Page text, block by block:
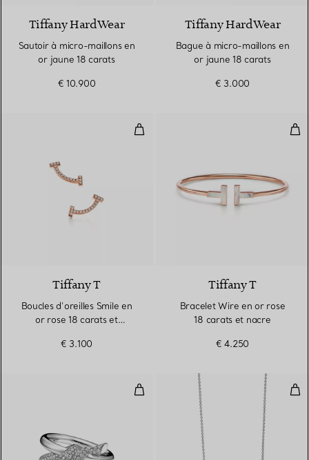
Tiffany HardWear
Sautoir à micro-maillons en
or jaune 18 carats
€ 10.900
Tiffany HardWear
Bague à micro-maillons en
or jaune 18 carats
€ 3.000
Boucles d’oreilles Smile en or
Tiffany T
Boucles d’oreilles Smile en
or rose 18 carats et
€ 3.100
Tiffany T
Bracelet Wire en or rose
18 carats et nacre
€ 4.250
Bague double rang en or blanc